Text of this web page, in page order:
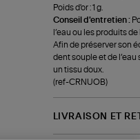
Poids d'or : 1 g.
Conseil d'entretien :
l’eau ou les produits
Afin de préserver son
dent souple et de
un tissu doux.
(ref-CRNUOB)
LIVRAISON ET